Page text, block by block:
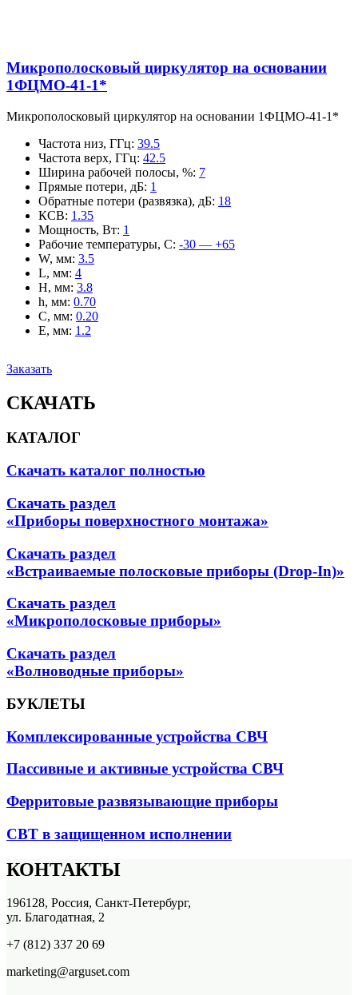
Микрополосковый циркулятор на основании
1ФЦМО-41-1*
Микрополосковый циркулятор на основании 1ФЦМО-41-1*
Частота низ, ГГц: 39.5
Частота верх, ГГц: 42.5
Ширина рабочей полосы, %: 7
Прямые потери, дБ: 1
Обратные потери (развязка), дБ: 18
КСВ: 1.35
Мощность, Вт: 1
Рабочие температуры, С: -30 — +65
W, мм: 3.5
L, мм: 4
H, мм: 3.8
h, мм: 0.70
C, мм: 0.20
E, мм: 1.2
Заказать
СКАЧАТЬ
КАТАЛОГ
Скачать каталог полностью
Скачать раздел
«Приборы поверхностного монтажа»
Скачать раздел
«Встраиваемые полосковые приборы (Drop-In)»
Скачать раздел
«Микрополосковые приборы»
Скачать раздел
«Волноводные приборы»
БУКЛЕТЫ
Комплексированные устройства СВЧ
Пассивные и активные устройства СВЧ
Ферритовые развязывающие приборы
СВТ в защищенном исполнении
КОНТАКТЫ
196128, Россия, Санкт-Петербург,
ул. Благодатная, 2
+7 (812) 337 20 69
marketing@arguset.com